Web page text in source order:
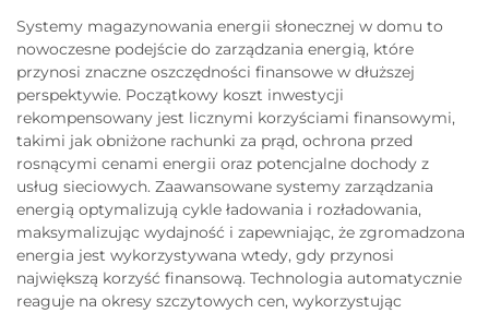
Systemy magazynowania energii słonecznej w domu to
nowoczesne podejście do zarządzania energią, które
przynosi znaczne oszczędności finansowe w dłuższej
perspektywie. Początkowy koszt inwestycji
rekompensowany jest licznymi korzyściami finansowymi,
takimi jak obniżone rachunki za prąd, ochrona przed
rosnącymi cenami energii oraz potencjalne dochody z
usług sieciowych. Zaawansowane systemy zarządzania
energią optymalizują cykle ładowania i rozładowania,
maksymalizując wydajność i zapewniając, że zgromadzona
energia jest wykorzystywana wtedy, gdy przynosi
największą korzyść finansową. Technologia automatycznie
reaguje na okresy szczytowych cen, wykorzystując